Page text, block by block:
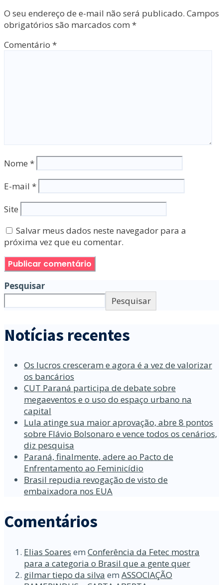
O seu endereço de e-mail não será publicado. Campos
obrigatórios são marcados com *
Comentário *
Nome *
E-mail *
Site
Salvar meus dados neste navegador para a
próxima vez que eu comentar.
Pesquisar
Pesquisar
Notícias recentes
Os lucros cresceram e agora é a vez de valorizar
os bancários
CUT Paraná participa de debate sobre
megaeventos e o uso do espaço urbano na
capital
Lula atinge sua maior aprovação, abre 8 pontos
sobre Flávio Bolsonaro e vence todos os cenários,
diz pesquisa
Paraná, finalmente, adere ao Pacto de
Enfrentamento ao Feminicídio
Brasil repudia revogação de visto de
embaixadora nos EUA
Comentários
Elias Soares em Conferência da Fetec mostra
para a categoria o Brasil que a gente quer
gilmar tiepo da silva em ASSOCIAÇÃO